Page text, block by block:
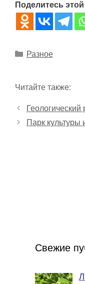
Поделитесь этой
Рубрики
Разное
Читайте также:
Геологический
Парк культуры
Свежие